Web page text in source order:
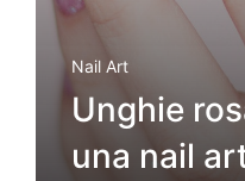
Nail Art
Unghie
una nail